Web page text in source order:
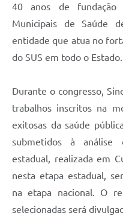
40 anos de fundação
Municipais de Saúde
entidade que atua no
do SUS em todo o Estado.
Durante o congresso,
trabalhos inscritos na
exitosas da saúde
submetidos à análise
estadual, realizada em
nesta etapa estadual,
na etapa nacional. O
selecionadas será